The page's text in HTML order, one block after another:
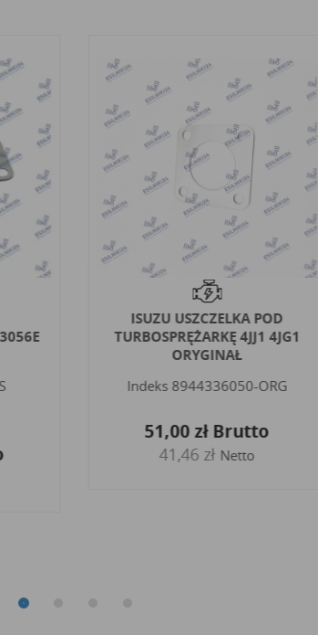
ISUZU USZCZELKA POD
TURBOSPRĘŻARKĘ 4JJ1 4JG1
ORYGINAŁ
Indeks 8944336050-ORG
51,00 złBrutto
41,46 zł Netto